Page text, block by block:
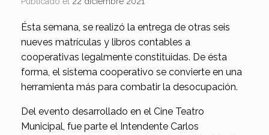
Ésta semana, se realizó la entrega de otras seis
nueves matrículas y libros contables a
cooperativas legalmente constituidas. De ésta
forma, el sistema cooperativo se convierte en una
herramienta más para combatir la desocupación.
Del evento desarrollado en el Cine Teatro
Municipal, fue parte el Intendente Carlos